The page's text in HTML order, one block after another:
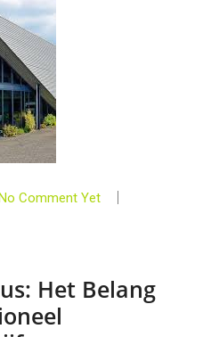
Comment Yet
Het Belang